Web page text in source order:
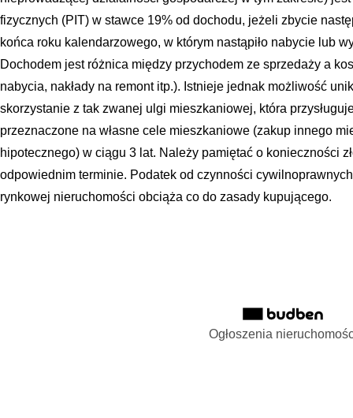
fizycznych (PIT) w stawce 19% od dochodu, jeżeli zbycie
końca roku kalendarzowego, w którym nastąpiło nabycie lub
Dochodem jest różnica między przychodem ze sprzedaży a
nabycia, nakłady na remont itp.). Istnieje jednak możliwość
skorzystanie z tak zwanej ulgi mieszkaniowej, która
przeznaczone na własne cele mieszkaniowe (zakup innego
hipotecznego) w ciągu 3 lat. Należy pamiętać o konieczności
odpowiednim terminie. Podatek od czynności
rynkowej nieruchomości obciąża co do zasady kupującego.
Ogłoszenia